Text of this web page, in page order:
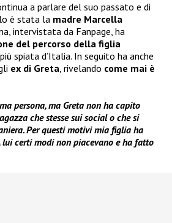
a parlare del suo passato e di
è stata la madre Marcella
intervistata da Fanpage, ha
del percorso della figlia
spiata d’Italia. In seguito ha anche
ex di Greta, rivelando come mai è
persona, ma Greta non ha capito
che stesse sui social o che si
Per questi motivi mia figlia ha
lui certi modi non piacevano e ha fatto